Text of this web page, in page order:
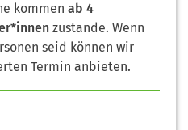
kommen ab 4
zustande. Wenn
seid können wir
Termin anbieten.